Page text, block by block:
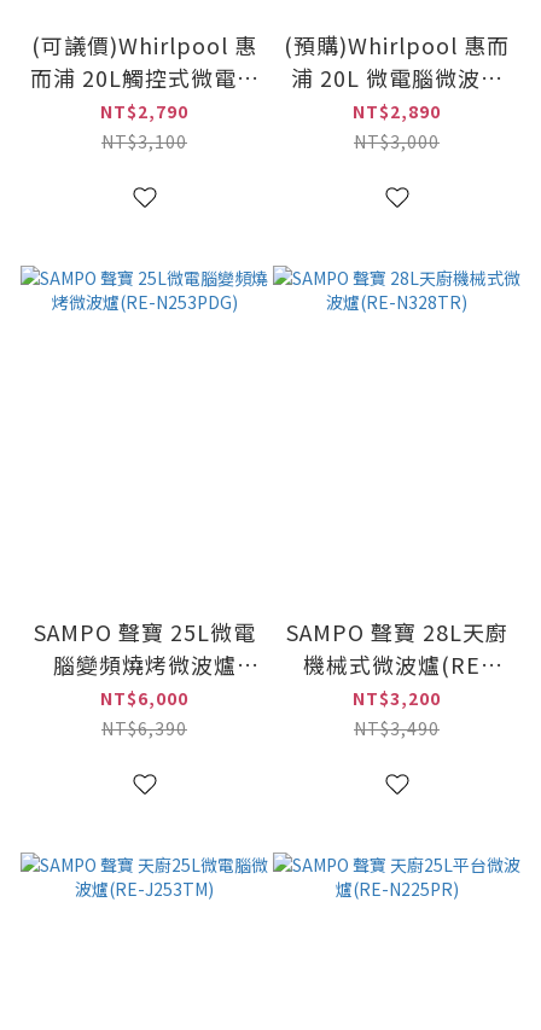
(可議價)Whirlpool 惠
而浦 20L觸控式微電腦
微波爐(WMWE200B)
NT$2,790
NT$3,100
(預購)Whirlpool 惠而
浦 20L 微電腦微波爐
(WMWE200S)
NT$2,890
NT$3,000
SAMPO 聲寶 25L微電
腦變頻燒烤微波爐
(RE-N253PDG)
NT$6,000
NT$6,390
SAMPO 聲寶 28L天廚
機械式微波爐(RE-
N328TR)
NT$3,200
NT$3,490